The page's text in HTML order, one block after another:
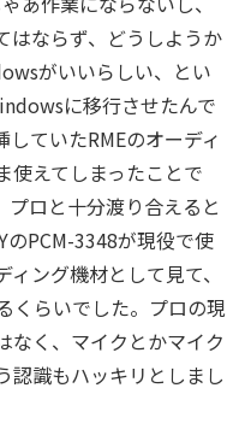
はならず、どうしようか
がいいらしい、とい
に移行させたんで
ていたRMEのオーディ
使えてしまったことで
プロと十分渡り合えると
PCM-3348が現役で使
ング機材として見て、
くらいでした。プロの現
なく、マイクとかマイク
認識もハッキリとしまし